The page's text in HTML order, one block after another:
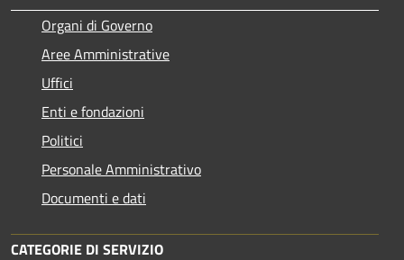
Organi di Governo
Aree Amministrative
Uffici
Enti e fondazioni
Politici
Personale Amministrativo
Documenti e dati
CATEGORIE DI SERVIZIO